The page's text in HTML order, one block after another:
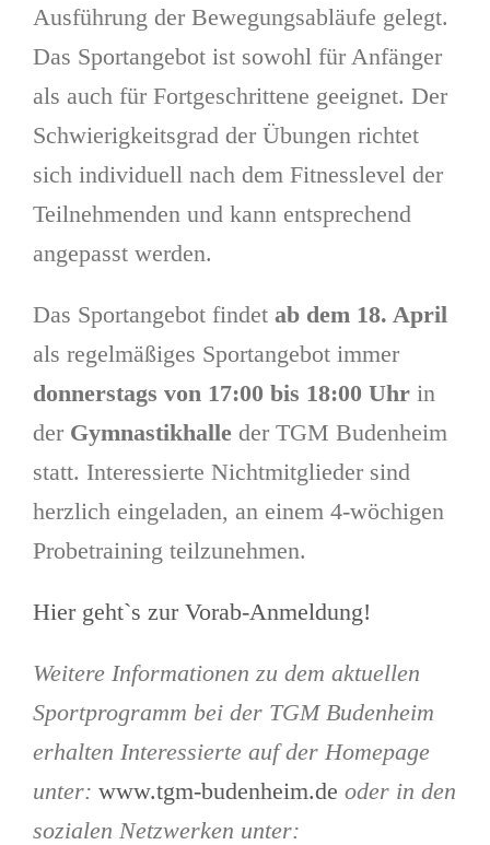
Ausführung der Bewegungsabläufe gelegt.
Das Sportangebot ist sowohl für Anfänger
als auch für Fortgeschrittene geeignet. Der
Schwierigkeitsgrad der Übungen richtet
sich individuell nach dem Fitnesslevel der
Teilnehmenden und kann entsprechend
angepasst werden.
Das Sportangebot findet ab dem 18. April
als regelmäßiges Sportangebot immer
donnerstags von 17:00 bis 18:00 Uhrin
der Gymnastikhalleder TGM Budenheim
statt. Interessierte Nichtmitglieder sind
herzlich eingeladen, an einem 4-wöchigen
Probetraining teilzunehmen.
Hier geht`s zur Vorab-Anmeldung!
Weitere Informationen zu dem aktuellen
Sportprogramm bei der TGM Budenheim
erhalten Interessierte auf der Homepage
unter: www.tgm-budenheim.de oder in den
sozialen Netzwerken unter: